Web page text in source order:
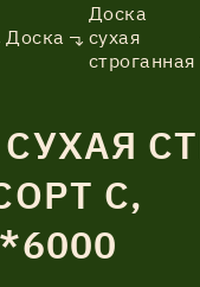
область,
Доска
Доска
сухая
строганная
С,